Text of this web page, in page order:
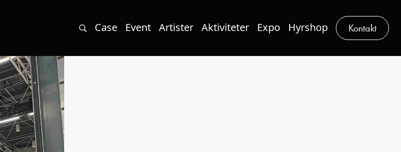
Case Event Artister Aktiviteter Expo Hyrshop Kontakt